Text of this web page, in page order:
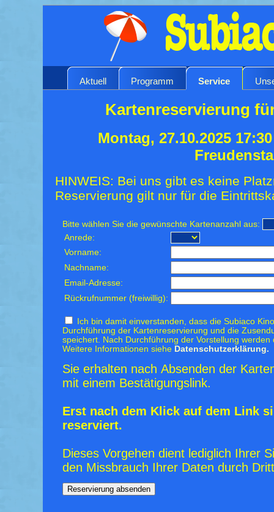
Aktuell Programm Service
Kartenreservierung
Montag, 27.10.2025
HINWEIS: Bei uns gibt es keine
Reservierung gilt nur für die
Bitte wählen Sie die gewünschte Kartenanzahl aus:
Anrede:
Vorname:
Nachname:
Email-Adresse:
Rückrufnummer (freiwillig):
Ich bin damit einverstanden, dass die Subiaco
Durchführung der Kartenreservierung und die
speichert. Nach Durchführung der Vorstellung
Weitere Informationen siehe Datenschutzerklärung.
Sie erhalten nach Absenden der
mit einem Bestätigungslink.
Erst nach dem Klick auf dem Link
reserviert.
Dieses Vorgehen dient lediglich Ihrer
den Missbrauch Ihrer Daten durch